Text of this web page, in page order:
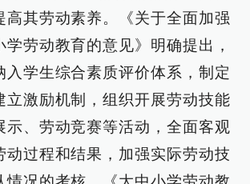
高其劳动素养。《关于全面加强
学劳动教育的意见》明确提出，
入学生综合素质评价体系，制定
立激励机制，组织开展劳动技能
示、劳动竞赛等活动，全面客观
动过程和结果，加强实际劳动技